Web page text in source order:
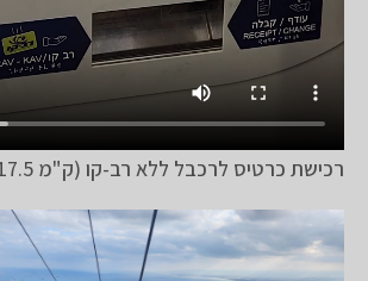
רכישת כרטיס לרכבל ללא רב-קו (ק"מ 17.5)